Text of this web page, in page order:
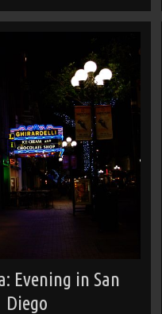
Evening in San
Diego